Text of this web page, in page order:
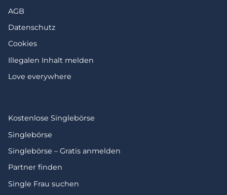
AGB
Datenschutz
Cookies
Illegalen Inhalt melden
Love everywhere
Kostenlose Singlebörse
Singlebörse
Singlebörse – Gratis anmelden
Partner finden
Single Frau suchen